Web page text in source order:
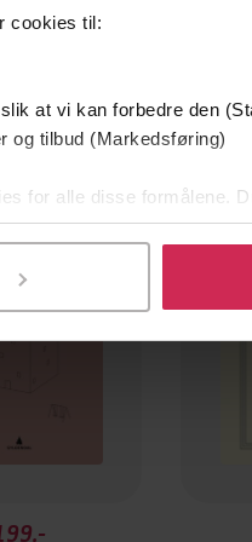
cookies til:
at vi kan forbedre den
og tilbud (Markedsføring)
for alle disse formålene.
når som helst trekke